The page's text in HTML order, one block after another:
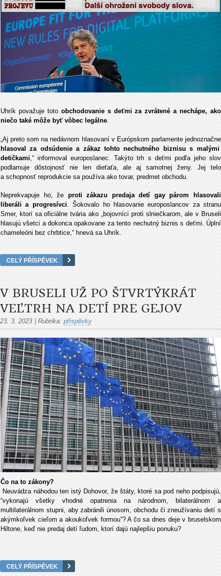
Uhrík považuje toto obchodovanie s deťmi za zvrátené a nechápe, ako
niečo také môže byť vôbec legálne.
Aj preto som na nedávnom hlasovaní v Európskom parlamente jednoznačne
hlasoval za odsúdenie a zákaz tohto nechutného biznisu s malými
detičkami ,“ informoval europoslanec. Takýto trh s deťmi podľa jeho slov
podlamuje dôstojnosť nie len dieťaťa, ale aj samotnej ženy. Jej telo
a schopnosť reprodukcie sa používa ako tovar, predmet obchodu.
Neprekvapuje ho, že proti zákazu predaja detí gay párom hlasovali
liberáli a progresívci . Šokovalo ho hlasovanie europoslancov za stranu
Smer, ktorí sa oficiálne tvária ako „bojovníci proti slniečkarom, ale v Bruseli
hlasujú všetci a dokonca opakovane za tento nechutný biznis s deťmi. Úplní
chameleóni bez chrbtice,“ hnevá sa Uhrík.
CELÝ PŘÍSPĚVEK
V BRUSELI UŽ PO ŠTVRTÝKRÁT
VEĽTRH NA DETÍ PRE GEJOV
23. 3. 2023 Rubrika: příspěvky
Čo na to zákony?
Neuvádza náhodou ten istý Dohovor, že štáty, ktoré sa pod neho podpisujú,
“vykonajú všetky vhodné opatrenia na národnom, bilaterálnom a
multilaterálnom stupni, aby zabránili únosom, obchodu či zneužívaniu detí s
akýmkoľvek cieľom a akoukoľvek formou”? A čo sa dnes deje v bruselskom
Hiltone, keď nie predaj detí ľudom, ktorí dajú najlepšiu ponuku?
CELÝ PŘÍSPĚVEK